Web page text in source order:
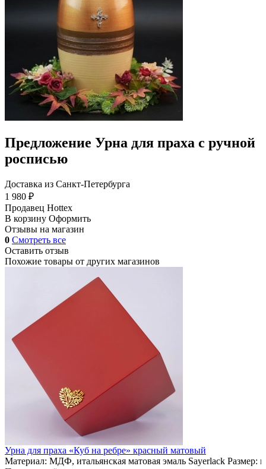
Предложение Урна для праха с ручной
росписью
Доставка из Санкт-Петербурга
1 980 ₽
Продавец Hottex
В корзину Оформить
Отзывы на магазин
0 Смотреть все
Оставить отзыв
Похожие товары от других магазинов
Урна для праха «Куб на ребре» красный матовый
Материал: МДФ, итальянская матовая эмаль Sayerlack